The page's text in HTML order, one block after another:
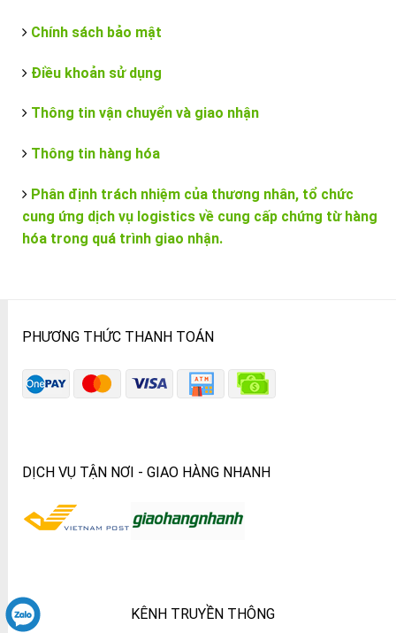
Chính sách bảo mật
Điều khoản sử dụng
Thông tin vận chuyển và giao nhận
Thông tin hàng hóa
Phân định trách nhiệm của thương nhân, tổ chức
cung ứng dịch vụ logistics về cung cấp chứng từ hàng
hóa trong quá trình giao nhận.
PHƯƠNG THỨC THANH TOÁN
DỊCH VỤ TẬN NƠI - GIAO HÀNG NHANH
KÊNH TRUYỀN THÔNG